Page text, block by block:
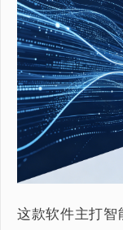
这款软件主打智